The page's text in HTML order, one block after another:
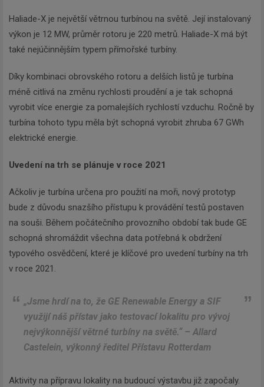
Haliade-X je největší větrnou turbínou na světě. Její instalovaný
výkon je 12 MW, průměr rotoru je 220 metrů. Haliade-X má být
také nejúčinnějším typem přímořské turbíny.
Díky kombinaci obrovského rotoru a delších listů je turbína
méně citlivá na změnu rychlosti proudění a je tak schopná
vyrobit více energie za pomalejších rychlostí vzduchu. Ročně by
turbína tohoto typu měla být schopná vyrobit zhruba 67 GWh
elektrické energie.
Uvedení na trh se plánuje v roce 2021
Ačkoliv je turbína určena pro použití na moři, nový prototyp
bude z důvodu snazšího přístupu k provádění testů postaven
na souši. Během počátečního provozního období tak bude GE
schopná shromáždit všechna data potřebná k obdržení
typového osvědčení, které je klíčové pro uvedení turbíny na trh
v roce 2021.
„Jsme hrdí na to, že GE Renewable Energy a SIF
využijí náš přístav jako testovací lokalitu pro vývoj
nejvýkonnější větrné turbíny na světě.“ – Allard
Castelein, výkonný ředitel Přístavu Rotterdam
Aktivity na přípravu lokality na budoucí výstavbu již započaly.